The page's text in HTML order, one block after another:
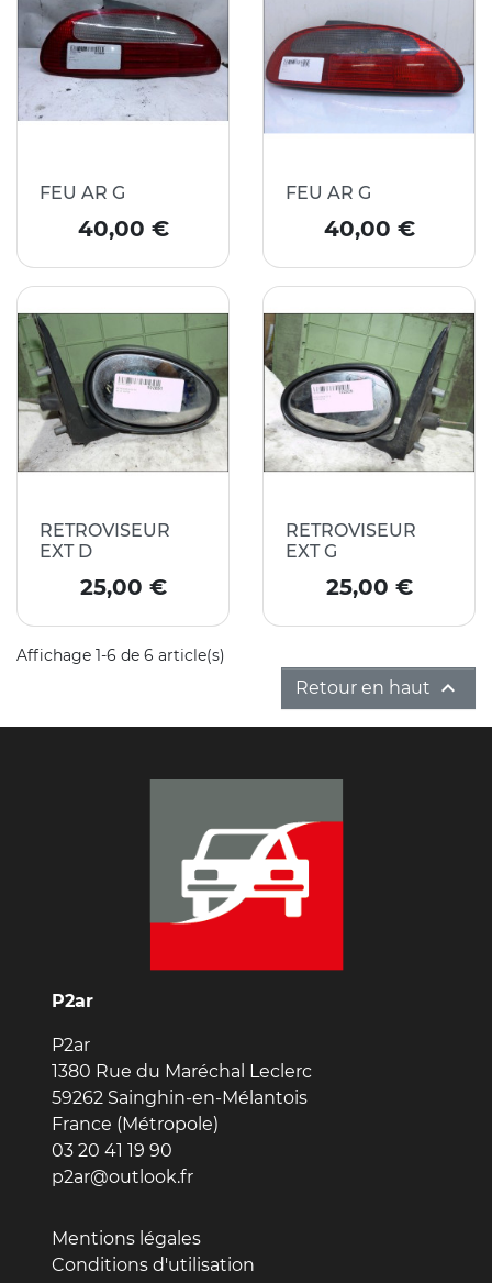
FEU AR G
Prix
40,00 €
FEU AR G
Prix
40,00 €
RETROVISEUR
EXT D
Prix
25,00 €
RETROVISEUR
EXT G
Prix
25,00 €
Affichage 1-6 de 6 article(s)
Retour en haut 
P2ar
P2ar
1380 Rue du Maréchal Leclerc
59262 Sainghin-en-Mélantois
France (Métropole)
03 20 41 19 90
p2ar@outlook.fr
Mentions légales
Conditions d'utilisation